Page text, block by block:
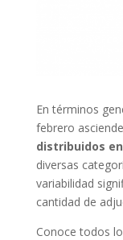
En términos
febrero
distribuidos
diversas
variabilidad
cantidad de
Conoce todos